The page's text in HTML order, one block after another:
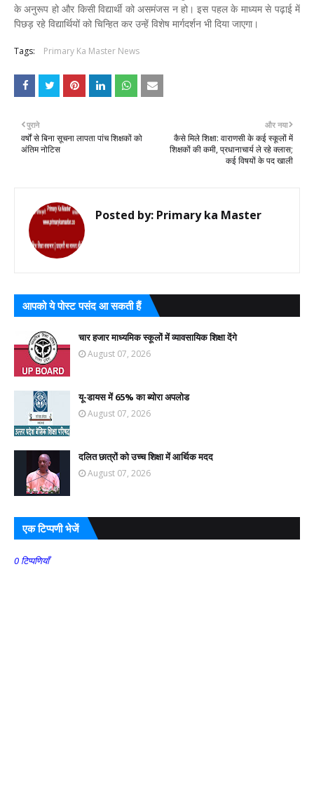
के अनुरूप हो और किसी विद्यार्थी को असमंजस न हो। इस पहल के माध्यम से पढ़ाई में
पिछड़ रहे विद्यार्थियों को चिन्हित कर उन्हें विशेष मार्गदर्शन भी दिया जाएगा।
Tags: Primary Ka Master News
और नया
कैसे मिले शिक्षा: वाराणसी के कई स्कूलों में
शिक्षकों की कमी, प्रधानाचार्य ले रहे क्लास;
कई विषयों के पद खाली
पुराने
वर्षों से बिना सूचना लापता पांच शिक्षकों को
अंतिम नोटिस
Posted by: Primary ka Master
आपको ये पोस्ट पसंद आ सकती हैं
चार हजार माध्यमिक स्कूलों में व्यावसायिक शिक्षा देंगे
August 07, 2026
यू-डायस में 65% का ब्योरा अपलोड
August 07, 2026
दलित छात्रों को उच्च शिक्षा में आर्थिक मदद
August 07, 2026
एक टिप्पणी भेजें
0 टिप्पणियाँ